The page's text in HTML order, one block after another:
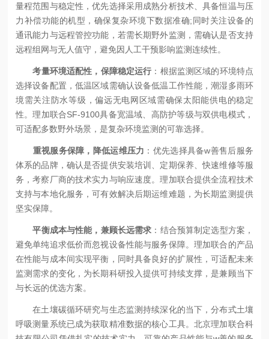
量程范围与稳定性，优先选择采用成熟分析技术、具备恒温与压
力补偿功能的机型，确保复杂环境下数据准确;同时关注设备的
通讯能力与远程管控功能，若需长期野外监测，需确认是否支持
远程组网与无人值守，避免因人工干预影响监测连续性。
考量环境适配性，保障稳定运行 ：根据监测区域的环境特点
选择设备配置，低温区域需确认设备低温工作性能，潮湿多雨环
境需关注防水等级，偏远无电网区域需确保太阳能供电的稳定
性。理加联合SF-9100具备宽温域、高防护等级与双供电模式，
可适配多数野外场景，是复杂环境监测的可靠选择。
重视服务保障，降低运维压力 ：优先选择具备w善售后服务
体系的品牌，确认是否提供安装培训、定期保养、快速维修等服
务，考察厂商的技术实力与响应速度。理加联合提供全流程技术
支持与本地化服务，可有效解决后期运维难题，为长期监测提供
坚实保障。
平衡成本与性能，兼顾长远需求 ：结合预算制定选型方案，
避免单纯追求低价而忽视设备性能与服务保障。理加联合的产品
在性能与成本间实现平衡，同时具备良好的扩展性，可适配未来
监测需求的变化，为长期科研投入提供可持续支撑，是兼顾当下
与长远的优选方案。
在土壤碳循环研究与生态监测持续深化的当下，分布式土壤
呼吸测量系统已成为获取精准数据的核心工具。北京理加联合科